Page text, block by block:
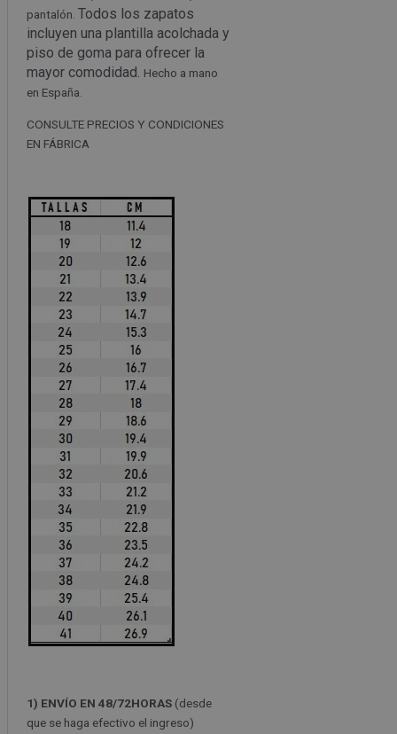
pantalón. Todos los zapatos
incluyen una plantilla acolchada y
piso de goma para ofrecer la
mayor comodidad. Hecho a mano
en España.
CONSULTE PRECIOS Y CONDICIONES
EN FÁBRICA
1) ENVÍO EN 48/72HORAS(desde
que se haga efectivo el ingreso)